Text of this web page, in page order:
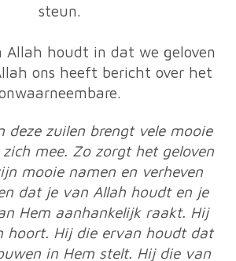
steun.
Allah houdt in dat we geloven
ons heeft bericht over het
deze zuilen brengt vele mooie
mee. Zo zorgt het geloven
mooie namen en verheven
dat je van Allah houdt en je
Hem aanhankelijk raakt. Hij
hoort. Hij die ervan houdt dat
in Hem stelt. Hij die van